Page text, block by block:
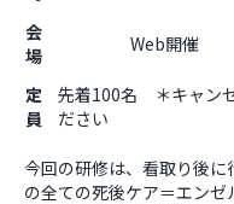
会
場
定
員
先着100名 ＊キャン
ださい
今回の研修は、看取り後
の全ての死後ケア＝エン